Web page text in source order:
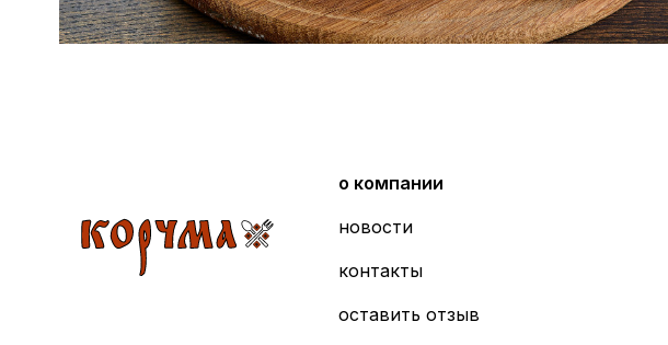
о компании
новости
контакты
оставить отзыв